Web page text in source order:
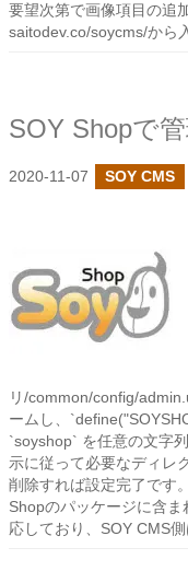
要望次第で画像項目の追
saitodev.co/soycms/から
2020-11-07 SOY CMS
リ/common/config/
ームし、
`soyshop` を任意の文字
示に従って必要なディレ
削除すれば設定完了です
Shopのパッケージに含
応しており、SOY CMS側